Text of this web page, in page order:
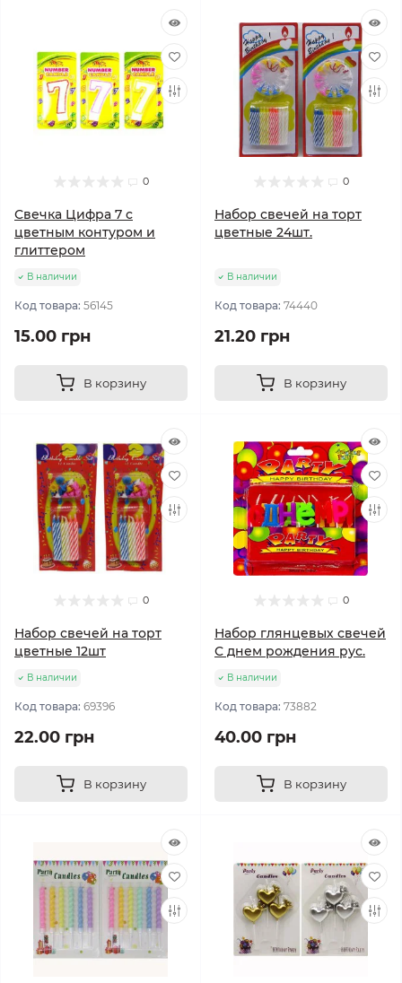
0
Свечка Цифра 7 с
цветным контуром и
глиттером
В наличии
Код товара: 56145
15.00 грн
В корзину
0
Набор свечей на торт
цветные 24шт.
В наличии
Код товара: 74440
21.20 грн
В корзину
0
Набор свечей на торт
цветные 12шт
В наличии
Код товара: 69396
22.00 грн
В корзину
0
Набор глянцевых свечей
С днем рождения рус.
В наличии
Код товара: 73882
40.00 грн
В корзину